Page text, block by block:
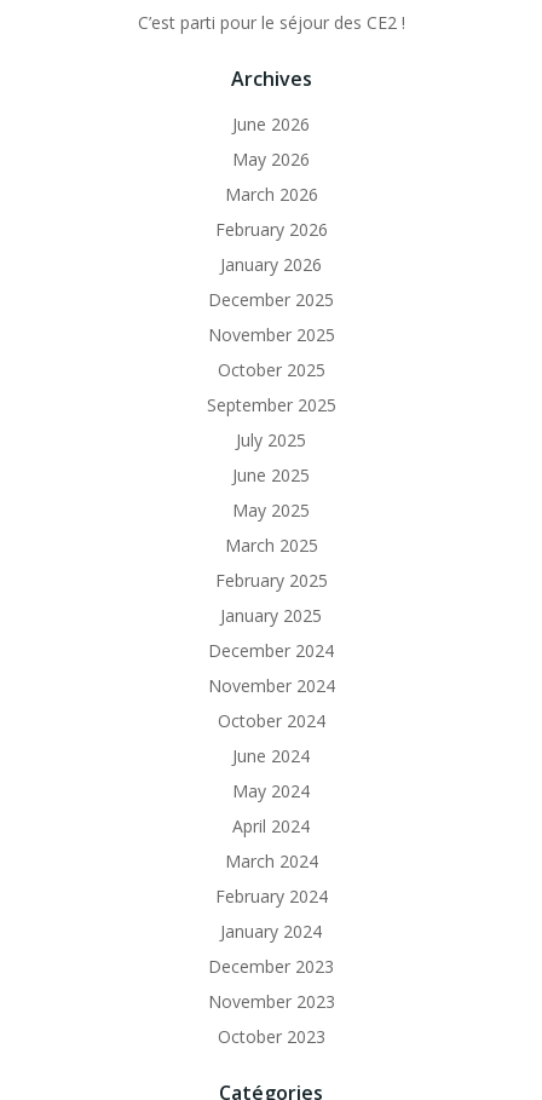
C’est parti pour le séjour des CE2 !
Archives
June 2026
May 2026
March 2026
February 2026
January 2026
December 2025
November 2025
October 2025
September 2025
July 2025
June 2025
May 2025
March 2025
February 2025
January 2025
December 2024
November 2024
October 2024
June 2024
May 2024
April 2024
March 2024
February 2024
January 2024
December 2023
November 2023
October 2023
Catégories